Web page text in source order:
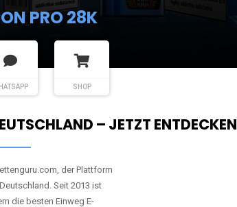
PRO 28K
SHOP
– JETZT ENTDECKEN
der Plattform
Seit 2013 ist
die besten Einweg E-